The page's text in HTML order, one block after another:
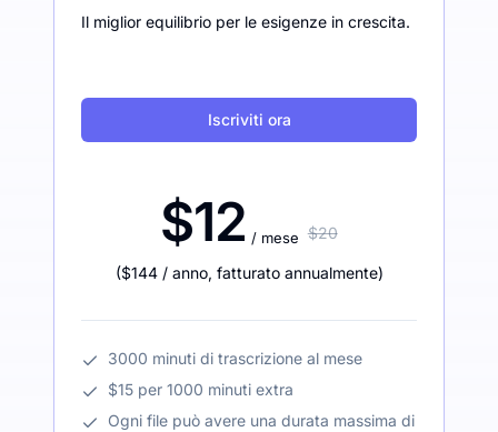
Il miglior equilibrio per le esigenze in crescita.
Iscriviti ora
$12 / mese $20
($144 / anno, fatturato annualmente)
3000 minuti di trascrizione al mese
$15 per 1000 minuti extra
Ogni file può avere una durata massima di